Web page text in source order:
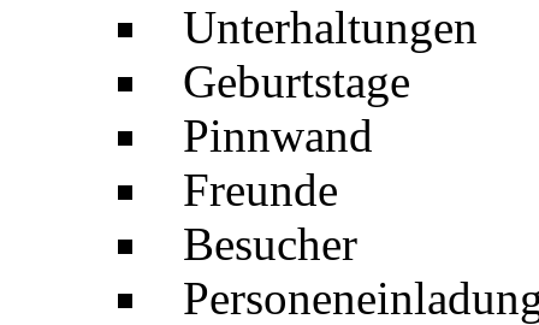
Unterhaltungen
Geburtstage
Pinnwand
Freunde
Besucher